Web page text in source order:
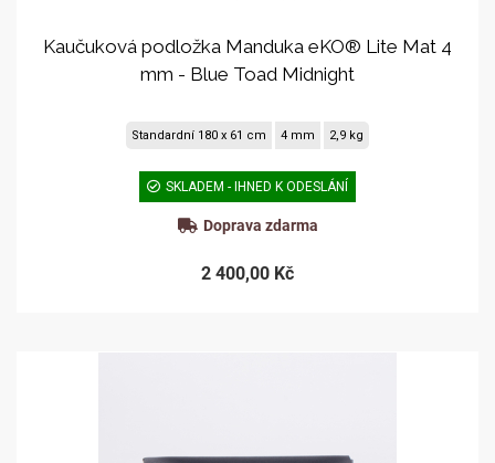
Kaučuková podložka Manduka eKO® Lite Mat 4
mm - Blue Toad Midnight
Standardní 180 x 61 cm 4 mm 2,9 kg
SKLADEM - IHNED K ODESLÁNÍ
Doprava zdarma
2 400,00 Kč